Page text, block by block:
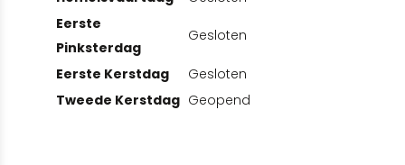
Eerste
Pinksterdag
Gesloten
Eerste Kerstdag
Gesloten
Tweede Kerstdag Geopend